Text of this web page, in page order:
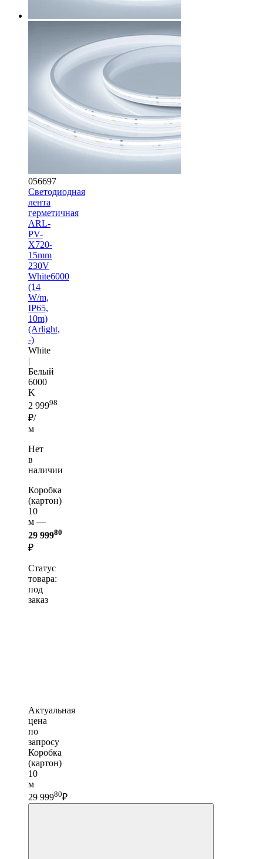
056697
Светодиодная
лента
герметичная
ARL-
PV-
X720-
15mm
230V
White6000
(14
W/m,
IP65,
10m)
(Arlight,
-)
White
|
Белый
6000
K
2 99998
₽/
м
Нет
в
наличии
Коробка
(картон)
10
м —
29 99980
₽
Статус
товара:
под
заказ
Актуальная
цена
по
запросу
Коробка
(картон)
10
м
29 99980₽